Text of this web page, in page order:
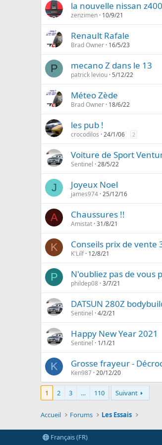
la nouvelle nissan z400
zenzimen 10/9/21
Renault Rafale
Brad Owner 16/5/23
P mecano Z dans le 13
patrick leviou 5/12/22
Méteo Zède
Brad Owner 18/6/22
les pub !
crocodilos 24/1/06 2
Voiture de Sport
Sentinel 28/5/22
J Joyeux Noel
james974 25/12/16
A Chaussures !!
Amistat 31/8/21
K Conseils prix de vente
K'Liîf 12/8/21
P N'oubliez pas de vous
phildep08 3/7/21
DATSUN 280Z
Sentinel 4/2/21
Happy New Year 2021
Sentinel 1/1/21
K Grosse frayeur -
Ken987 20/12/20
1 2 3 … 110 Suivant
Accueil Forums Les Essais
Français (FR)